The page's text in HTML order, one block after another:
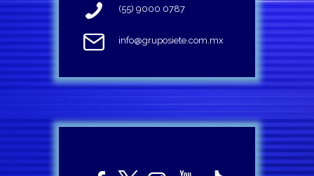
(55) 9000 0787
info@gruposiete.com.mx